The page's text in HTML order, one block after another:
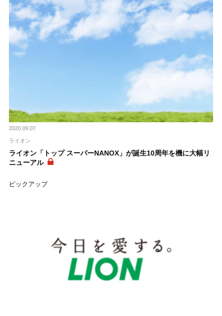
2020.09.07
ライオン
ライオン「トップ スーパーNANOX」が誕生10周年を機に大幅リ
ニューアル
ピックアップ